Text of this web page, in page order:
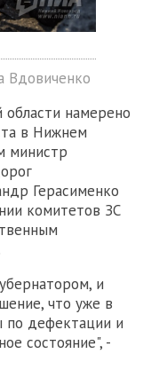
Вдовиченко
намерено
в Нижнем
министр
Герасименко
комитетов ЗС
и
что уже в
по дефектации и
состояние", -